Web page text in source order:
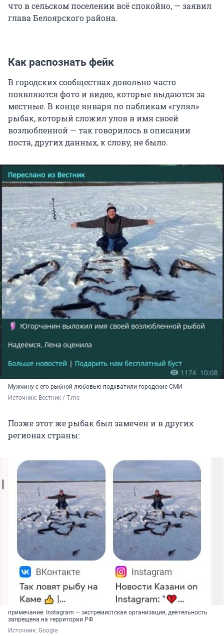
что в сельском поселении всё спокойно, — заявил
глава Белоярского района.
Как распознать фейк
В городских сообществах довольно часто
появляются фото и видео, которые выдаются за
местные. В конце января по пабликам «гулял»
рыбак, который сложил улов в имя своей
возлюбленной — так говорилось в описании
поста, других данных, к слову, не было.
Мужчину с его рыбной любовью подхватили городские СМИ
Источник: Вестник / T.me
Позже этот же рыбак был замечен и в других
регионах страны:
примечание: Instagram — экстремистская организация, деятельность
запрещена на территории РФ
Источник: Google